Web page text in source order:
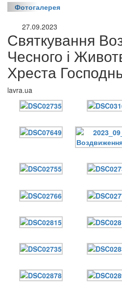
онлайн трансляції
Веб-камери
12 сентября 2015
Название
12 сентября 2015
Название
12 сентября 2015
Название
12 сентября 2015
Название
12 сентября 2015
Название
12 сентября 2015
Название
Фотогалерея
27.09.2023
Святкування
Чесного і
Хреста
lavra.ua